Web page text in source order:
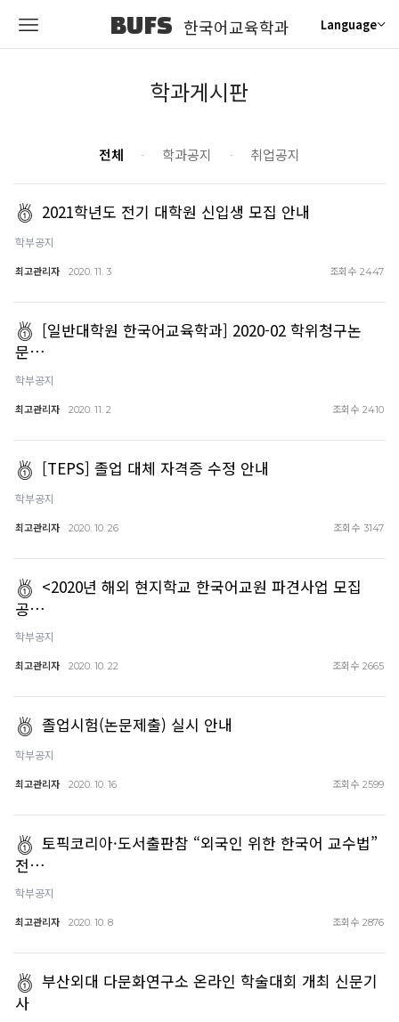
BUFS 한국어교육학과 Language
학과게시판
전체 학과공지 취업공지
2021학년도 전기 대학원 신입생 모집 안내
학부공지
최고관리자 2020. 11. 3 조회수 2447
[일반대학원 한국어교육학과] 2020-02 학위청구논
문…
학부공지
최고관리자 2020. 11. 2 조회수 2410
[TEPS] 졸업 대체 자격증 수정 안내
학부공지
최고관리자 2020. 10. 26 조회수 3147
<2020년 해외 현지학교 한국어교원 파견사업 모집
공…
학부공지
최고관리자 2020. 10. 22 조회수 2665
졸업시험(논문제출) 실시 안내
학부공지
최고관리자 2020. 10. 16 조회수 2599
토픽코리아·도서출판참 “외국인 위한 한국어 교수법”
전…
학부공지
최고관리자 2020. 10. 8 조회수 2876
부산외대 다문화연구소 온라인 학술대회 개최 신문기
사